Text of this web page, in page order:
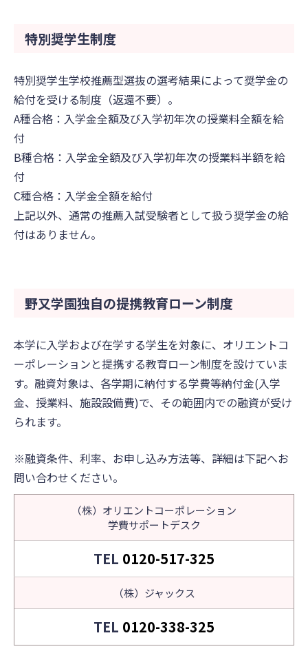
特別奨学生制度
特別奨学生学校推薦型選抜の選考結果によって奨学金の
給付を受ける制度（返還不要）。
A種合格：入学金全額及び入学初年次の授業料全額を給
付
B種合格：入学金全額及び入学初年次の授業料半額を給
付
C種合格：入学金全額を給付
上記以外、通常の推薦入試受験者として扱う奨学金の給
付はありません。
野又学園独自の提携教育ローン制度
本学に入学および在学する学生を対象に、オリエントコ
ーポレーションと提携する教育ローン制度を設けていま
す。融資対象は、各学期に納付する学費等納付金(入学
金、授業料、施設設備費)で、その範囲内での融資が受け
られます。
※融資条件、利率、お申し込み方法等、詳細は下記へお
問い合わせください。
（株）オリエントコーポレーション
学費サポートデスク
TEL 0120-517-325
（株）ジャックス
TEL 0120-338-325